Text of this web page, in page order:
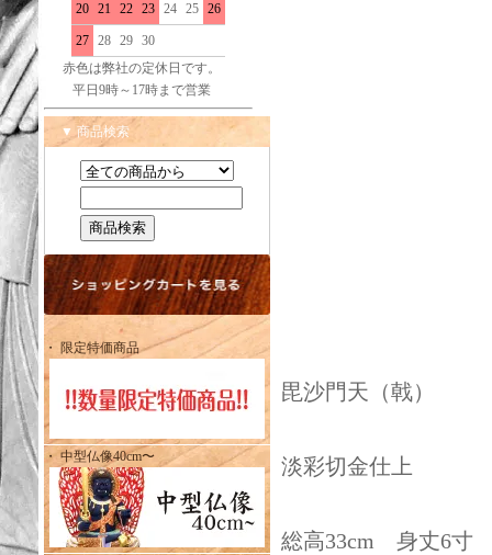
20 21 22 23 24 25 26
27 28 29 30
赤色は弊社の定休日です。
平日9時～17時まで営業
▼ 商品検索
・ 限定特価商品
・ 中型仏像40cm〜
毘沙門天（戟）
淡彩切金仕上
総高33cm 身丈6寸